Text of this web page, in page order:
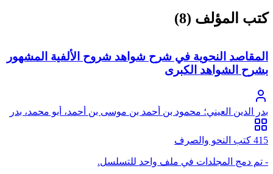
كتب المؤلف (8)
المقاصد النحوية في شرح شواهد شروح الألفية المشهور
بشرح الشواهد الكبرى
بدر الدين العيني؛ محمود بن أحمد بن موسى بن أحمد، أبو محمد، بدر
الدين العيني الحنفي
415 كتب النحو والصرف
- تم دمج المجلدات في ملف واحد للتسلسل.